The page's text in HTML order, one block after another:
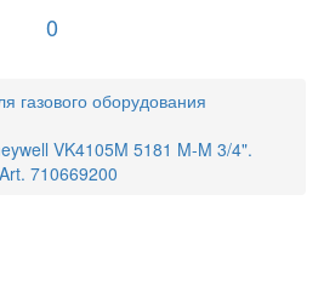
0
газового оборудования
VK4105M 5181 M-M 3/4".
710669200